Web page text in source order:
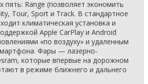
пять: Range (позволяет экономить
Tour, Sport и Track. В стандартное
климатическая установка и
Apple CarPlay и Android
«по воздуху» и удаленным
Фары — лазерно-
которые впервые на дорожном
в режиме ближнего и дальнего